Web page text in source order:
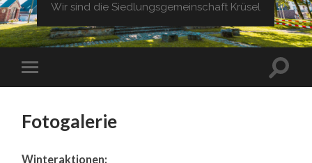
Wir sind die Siedlungsgemeinschaft Krüsel
Fotogalerie
Winteraktionen: